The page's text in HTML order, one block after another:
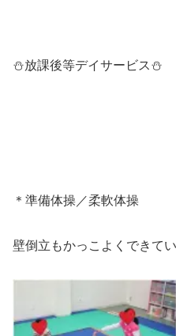
⛄放課後等デイサービス⛄
＊準備体操／柔軟体操
壁倒立もかっこよくできて